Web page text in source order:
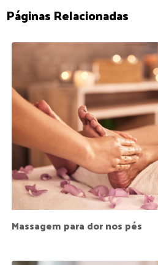
Páginas Relacionadas
Massagem para dor nos pés